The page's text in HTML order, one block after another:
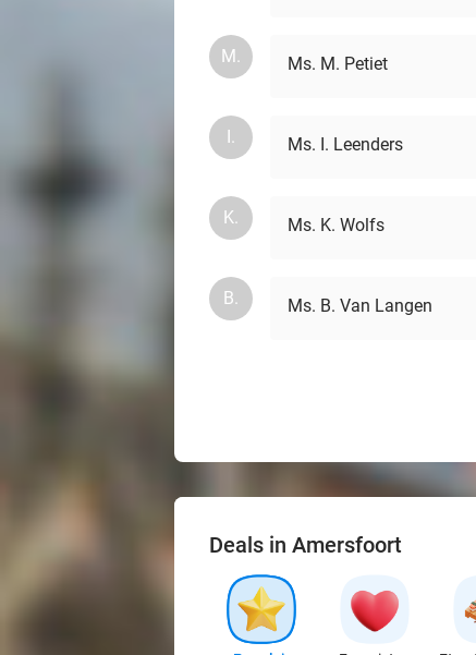
M. Ms. M. Petiet
I. Ms. I. Leenders
K. Ms. K. Wolfs
B. Ms. B. Van Langen
Deals in Amersfoort